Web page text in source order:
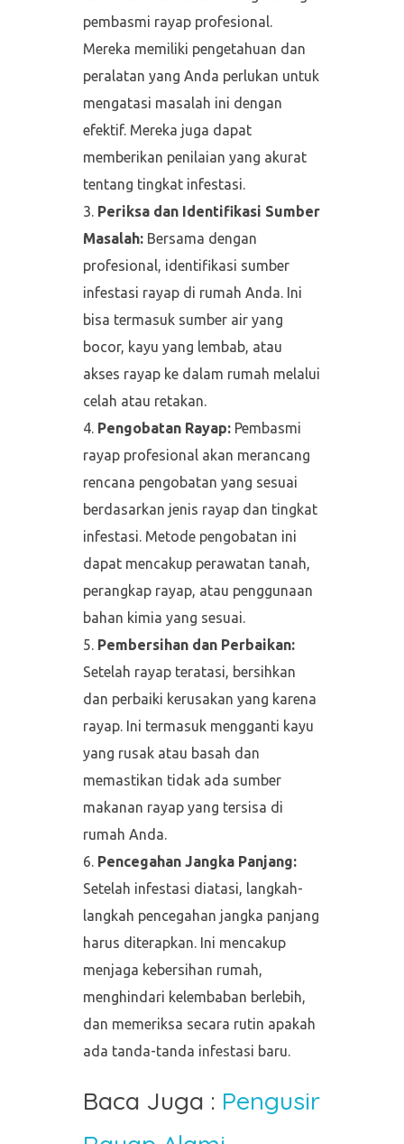
pembasmi rayap profesional.
Mereka memiliki pengetahuan dan
peralatan yang Anda perlukan untuk
mengatasi masalah ini dengan
efektif. Mereka juga dapat
memberikan penilaian yang akurat
tentang tingkat infestasi.
Periksa dan Identifikasi Sumber
Masalah:Bersama dengan
profesional, identifikasi sumber
infestasi rayap di rumah Anda. Ini
bisa termasuk sumber air yang
bocor, kayu yang lembab, atau
akses rayap ke dalam rumah melalui
celah atau retakan.
Pengobatan Rayap:Pembasmi
rayap profesional akan merancang
rencana pengobatan yang sesuai
berdasarkan jenis rayap dan tingkat
infestasi. Metode pengobatan ini
dapat mencakup perawatan tanah,
perangkap rayap, atau penggunaan
bahan kimia yang sesuai.
Pembersihan dan Perbaikan:
Setelah rayap teratasi, bersihkan
dan perbaiki kerusakan yang karena
rayap. Ini termasuk mengganti kayu
yang rusak atau basah dan
memastikan tidak ada sumber
makanan rayap yang tersisa di
rumah Anda.
Pencegahan Jangka Panjang:
Setelah infestasi diatasi, langkah-
langkah pencegahan jangka panjang
harus diterapkan. Ini mencakup
menjaga kebersihan rumah,
menghindari kelembaban berlebih,
dan memeriksa secara rutin apakah
ada tanda-tanda infestasi baru.
Baca Juga : Pengusir